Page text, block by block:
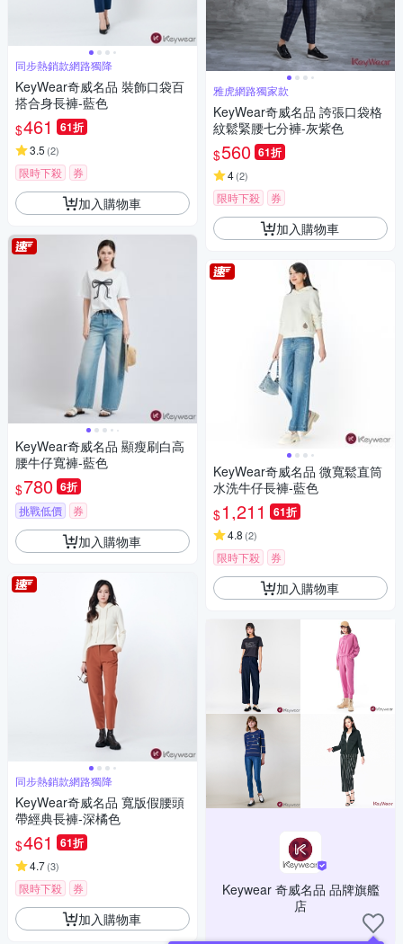
同步熱銷款網路獨降
KeyWear奇威名品 裝飾口袋百
搭合身長褲-藍色
$461 61折
3.5 (2)
限時下殺 券
加入購物車
KeyWear奇威名品 顯瘦刷白高
腰牛仔寬褲-藍色
$780 6折
挑戰低價 券
加入購物車
同步熱銷款網路獨降
KeyWear奇威名品 寬版假腰頭
帶經典長褲-深橘色
$461 61折
4.7(3)
限時下殺 券
加入購物車
雅虎網路獨家款
KeyWear奇威名品 誇張口袋格
紋鬆緊腰七分褲-灰紫色
$560 61折
4(2)
限時下殺 券
加入購物車
KeyWear奇威名品 微寬鬆直筒
水洗牛仔長褲-藍色
$1,211 61折
4.8 (2)
限時下殺 券
加入購物車
Keywear 奇威名品 品牌旗艦
店